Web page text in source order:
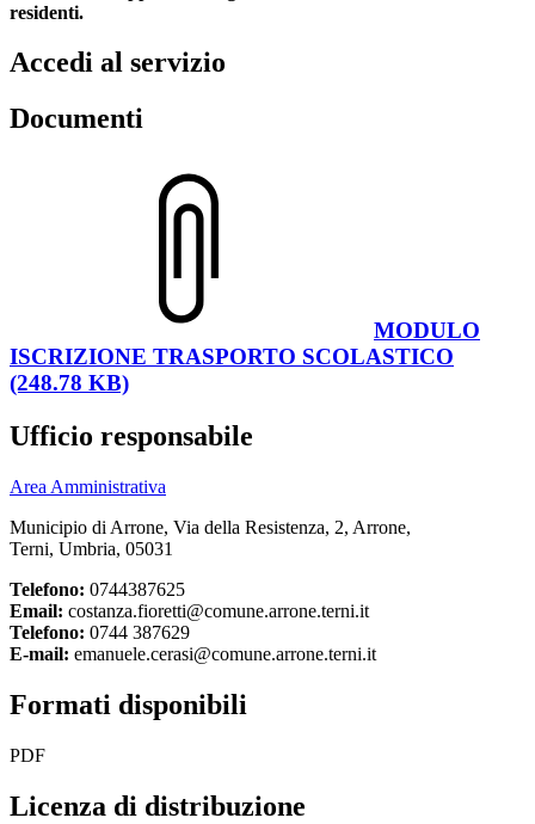
residenti.
Accedi al servizio
Documenti
MODULO
ISCRIZIONE TRASPORTO SCOLASTICO
(248.78 KB)
Ufficio responsabile
Area Amministrativa
Municipio di Arrone, Via della Resistenza, 2, Arrone,
Terni, Umbria, 05031
Telefono: 0744387625
Email: costanza.fioretti@comune.arrone.terni.it
Telefono: 0744 387629
E-mail: emanuele.cerasi@comune.arrone.terni.it
Formati disponibili
PDF
Licenza di distribuzione